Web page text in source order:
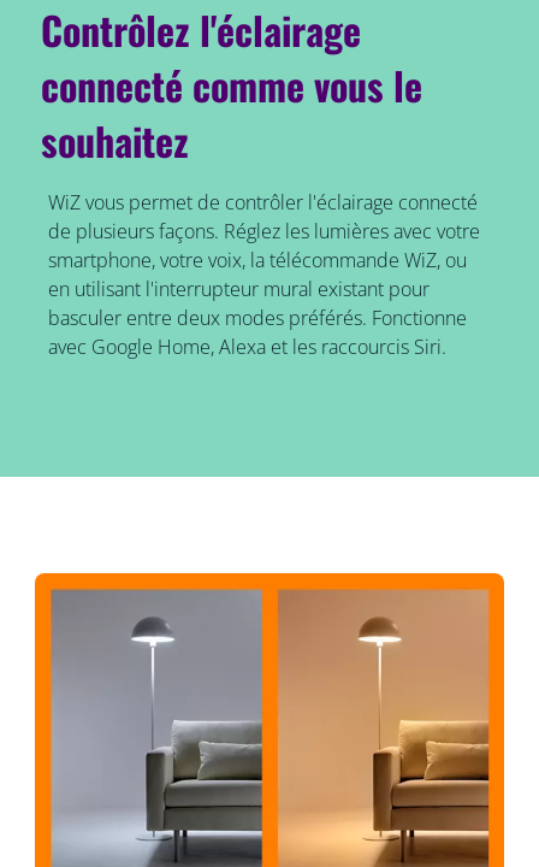
Contrôlez l'éclairage
connecté comme vous le
souhaitez
WiZ vous permet de contrôler l'éclairage connecté
de plusieurs façons. Réglez les lumières avec votre
smartphone, votre voix, la télécommande WiZ, ou
en utilisant l'interrupteur mural existant pour
basculer entre deux modes préférés. Fonctionne
avec Google Home, Alexa et les raccourcis Siri.